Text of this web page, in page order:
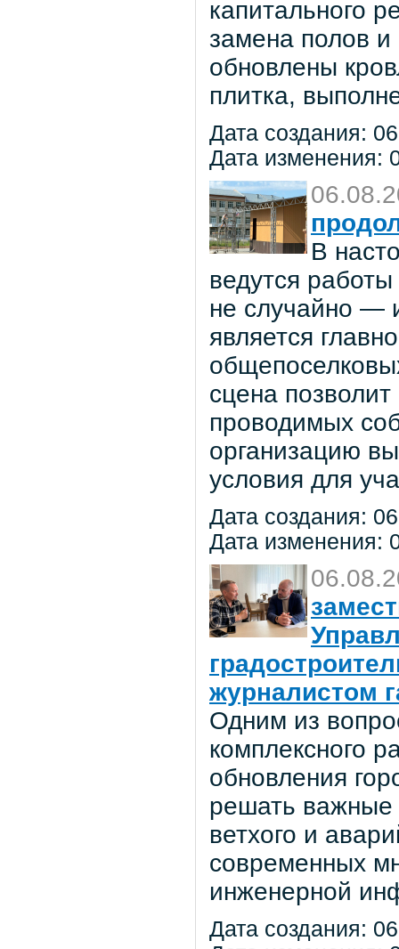
капитального
замена полов
обновлены
плитка,
Дата создания:
Дата изменения:
В
ведутся
не случайно —
является
сцена
проводимых
организацию
условия для
Дата создания:
Дата изменения:
журналистом
Одним из
комплексного
обновления
решать важные
ветхого и
современных
инженерной
Дата создания: